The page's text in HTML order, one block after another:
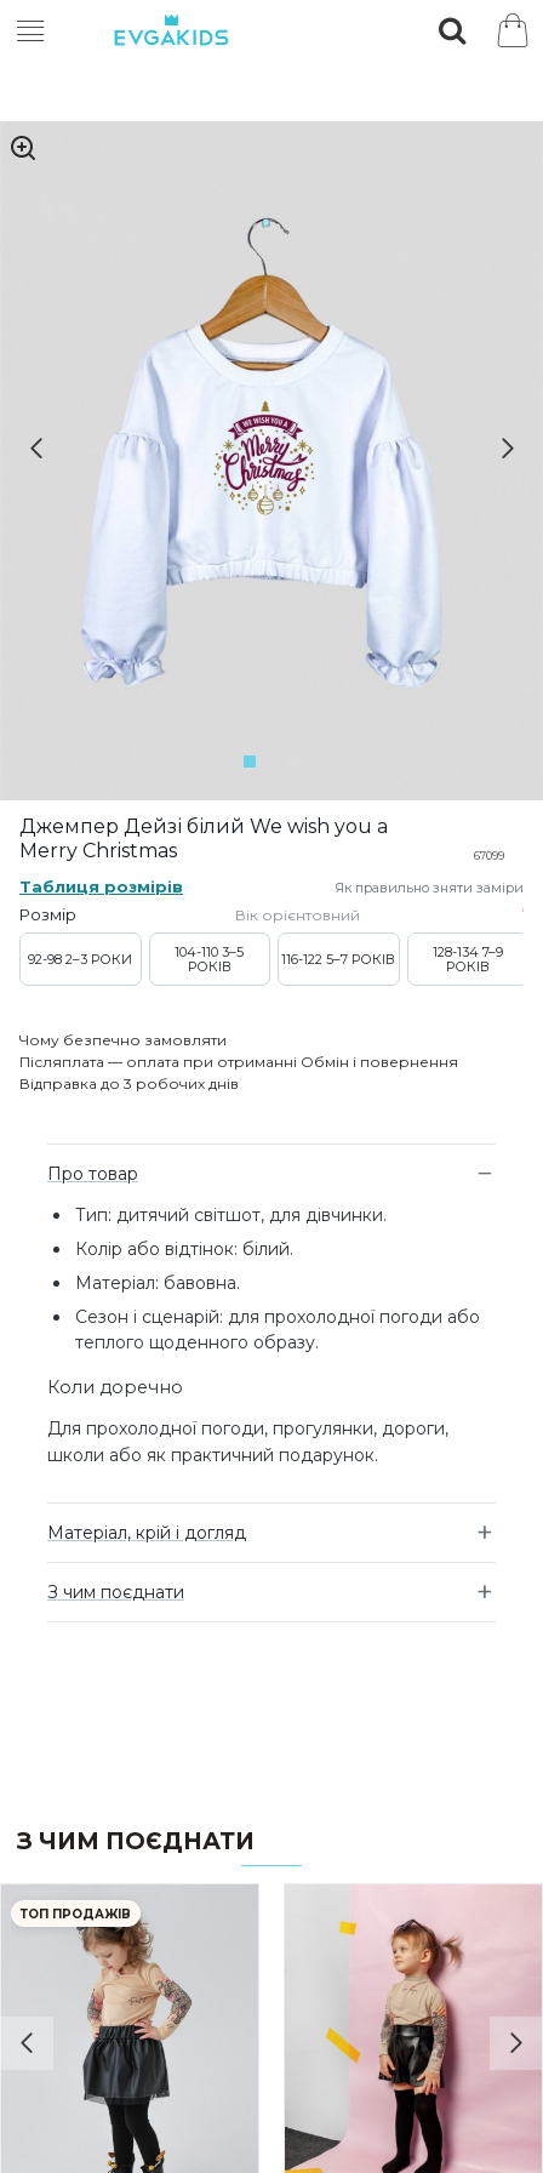
Джемпер Дейзі білий We wish you a
Merry Christmas
67099
Таблиця розмірів Як правильно зняти заміри
Розмір Вік орієнтовний
92-98 2–3 РОКИ 104-110 3–5
РОКІВ
116-122 5–7 РОКІВ 128-134 7–9
РОКІВ
Чому безпечно замовляти
Післяплата — оплата при отриманні Обмін і повернення
Відправка до 3 робочих днів
Про товар
Тип: дитячий світшот, для дівчинки.
Колір або відтінок: білий.
Матеріал: бавовна.
Сезон і сценарій: для прохолодної погоди або
теплого щоденного образу.
Коли доречно
Для прохолодної погоди, прогулянки, дороги,
школи або як практичний подарунок.
Матеріал, крій і догляд
З чим поєднати
З ЧИМ ПОЄДНАТИ
ТОП ПРОДАЖІВ